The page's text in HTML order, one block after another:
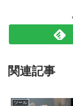
関連記事
ツール